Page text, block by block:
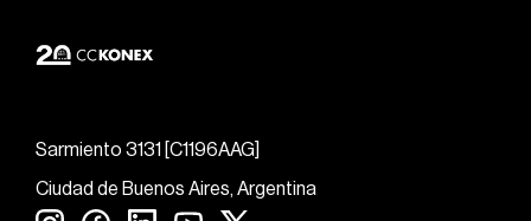
Sarmiento 3131 [C1196AAG]
Ciudad de Buenos Aires, Argentina